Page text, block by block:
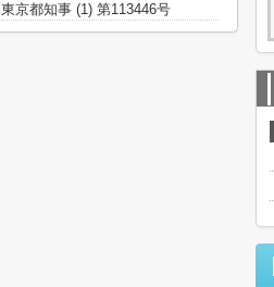
東京都知事 (1) 第113446号